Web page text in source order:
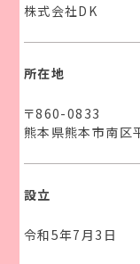
株式会社DK
所在地
〒860-0833
熊本県熊本市南区
設立
令和5年7月3日